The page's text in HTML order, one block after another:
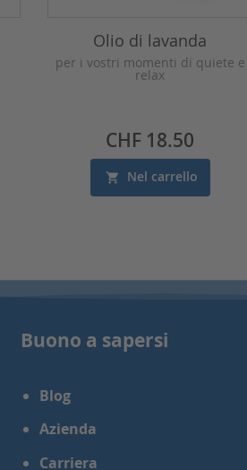
Olio di lavanda
per i vostri momenti di quiete e
relax
Prezzo
CHF 18.50
Nel carrello
Buono a sapersi
Blog
Azienda
Carriera